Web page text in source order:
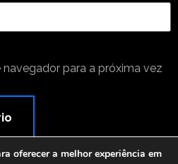
para a próxima vez
oferecer a melhor experiência em